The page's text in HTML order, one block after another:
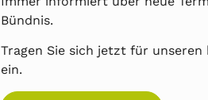
Bündnis.
Tragen Sie sich jetzt für
ein.